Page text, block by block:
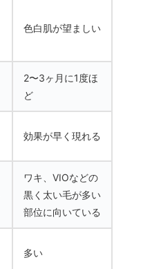
色白肌が望ましい
2〜3ヶ月に1度ほ
ど
効果が早く現れる
ワキ、VIOなどの
黒く太い毛が多い
部位に向いている
多い